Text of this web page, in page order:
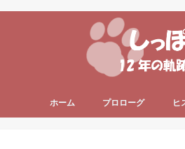
ホーム プロローグ ヒ